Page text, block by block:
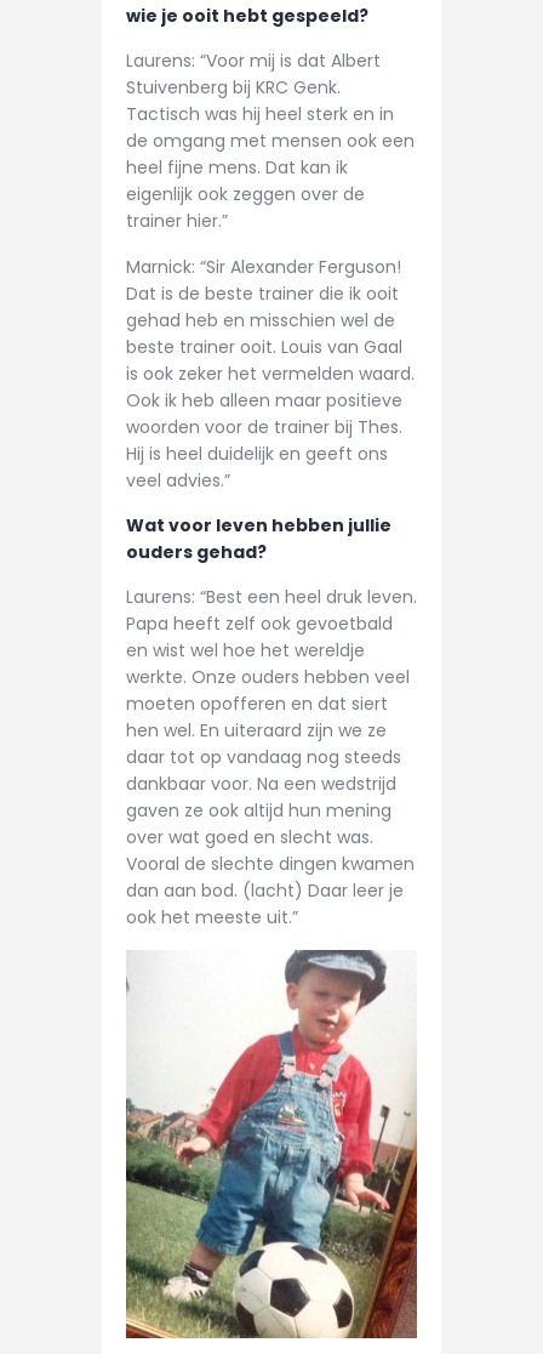
wie je ooit hebt gespeeld?
Laurens: “Voor mij is dat Albert
Stuivenberg bij KRC Genk.
Tactisch was hij heel sterk en in
de omgang met mensen ook een
heel fijne mens. Dat kan ik
eigenlijk ook zeggen over de
trainer hier.”
Marnick: “Sir Alexander Ferguson!
Dat is de beste trainer die ik ooit
gehad heb en misschien wel de
beste trainer ooit. Louis van Gaal
is ook zeker het vermelden waard.
Ook ik heb alleen maar positieve
woorden voor de trainer bij Thes.
Hij is heel duidelijk en geeft ons
veel advies.”
Wat voor leven hebben jullie
ouders gehad?
Laurens: “Best een heel druk leven.
Papa heeft zelf ook gevoetbald
en wist wel hoe het wereldje
werkte. Onze ouders hebben veel
moeten opofferen en dat siert
hen wel. En uiteraard zijn we ze
daar tot op vandaag nog steeds
dankbaar voor. Na een wedstrijd
gaven ze ook altijd hun mening
over wat goed en slecht was.
Vooral de slechte dingen kwamen
dan aan bod. (lacht) Daar leer je
ook het meeste uit.”